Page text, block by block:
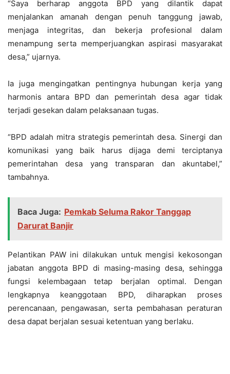
“Saya berharap anggota BPD yang dilantik dapat
menjalankan amanah dengan penuh tanggung jawab,
menjaga integritas, dan bekerja profesional dalam
menampung serta memperjuangkan aspirasi masyarakat
desa,” ujarnya.
Ia juga mengingatkan pentingnya hubungan kerja yang
harmonis antara BPD dan pemerintah desa agar tidak
terjadi gesekan dalam pelaksanaan tugas.
“BPD adalah mitra strategis pemerintah desa. Sinergi dan
komunikasi yang baik harus dijaga demi terciptanya
pemerintahan desa yang transparan dan akuntabel,”
tambahnya.
Baca Juga: Pemkab Seluma Rakor Tanggap
Darurat Banjir
Pelantikan PAW ini dilakukan untuk mengisi kekosongan
jabatan anggota BPD di masing-masing desa, sehingga
fungsi kelembagaan tetap berjalan optimal. Dengan
lengkapnya keanggotaan BPD, diharapkan proses
perencanaan, pengawasan, serta pembahasan peraturan
desa dapat berjalan sesuai ketentuan yang berlaku.